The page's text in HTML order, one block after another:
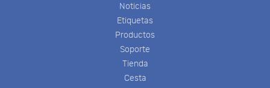
Noticias
Etiquetas
Productos
Soporte
Tienda
Cesta